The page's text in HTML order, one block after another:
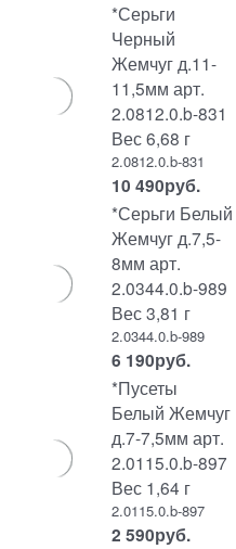
*Серьги
Черный
Жемчуг д.11-
11,5мм арт.
2.0812.0.b-831
Вес 6,68 г
2.0812.0.b-831
10 490руб.
*Серьги Белый
Жемчуг д.7,5-
8мм арт.
2.0344.0.b-989
Вес 3,81 г
2.0344.0.b-989
6 190руб.
*Пусеты
Белый Жемчуг
д.7-7,5мм арт.
2.0115.0.b-897
Вес 1,64 г
2.0115.0.b-897
2 590руб.